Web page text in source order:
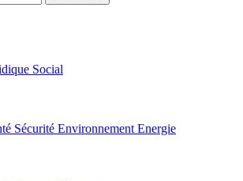
Social
Sécurité Environnement Energie